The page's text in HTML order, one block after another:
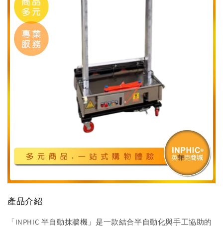
產品介紹
「INPHIC 半自動抹牆機」是一款結合半自動化與手工協助的